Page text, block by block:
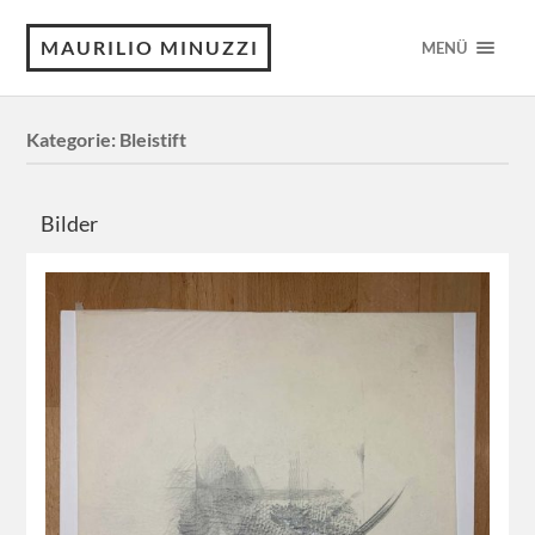
MAURILIO MINUZZI MENÜ
Kategorie: Bleistift
Bilder